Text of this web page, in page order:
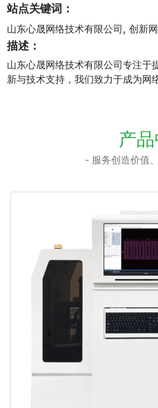
站点关键词：
山东心晟网络技术有限公司, 创新
描述：
山东心晟网络技术有限公司专注于
新与技术支持，我们致力于成为网
产
- 服务创造价值